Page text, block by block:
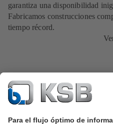
garantiza una disponibilidad
Fabricamos construcciones
tiempo récord.